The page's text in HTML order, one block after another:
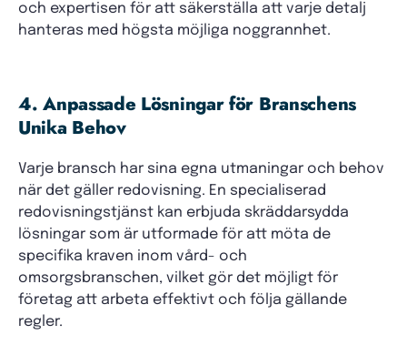
och expertisen för att säkerställa att varje detalj
hanteras med högsta möjliga noggrannhet.
4. Anpassade Lösningar för Branschens
Unika Behov
Varje bransch har sina egna utmaningar och behov
när det gäller redovisning. En specialiserad
redovisningstjänst kan erbjuda skräddarsydda
lösningar som är utformade för att möta de
specifika kraven inom vård- och
omsorgsbranschen, vilket gör det möjligt för
företag att arbeta effektivt och följa gällande
regler.